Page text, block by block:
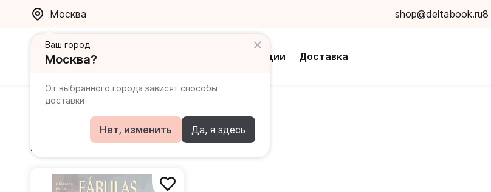
Москва shop@deltabook.ru8
Акции Доставка
Ваш город
Москва?
От выбранного города зависят способы
доставки
Нет, изменить Да, я здесь
Samaniego Felix Maria de
Книги автора